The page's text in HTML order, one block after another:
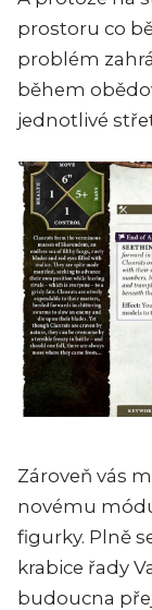
prostoru co
problém
během
jednotlivé
Zároveň vás
novému
figurky. Plně
krabice řady
budoucna